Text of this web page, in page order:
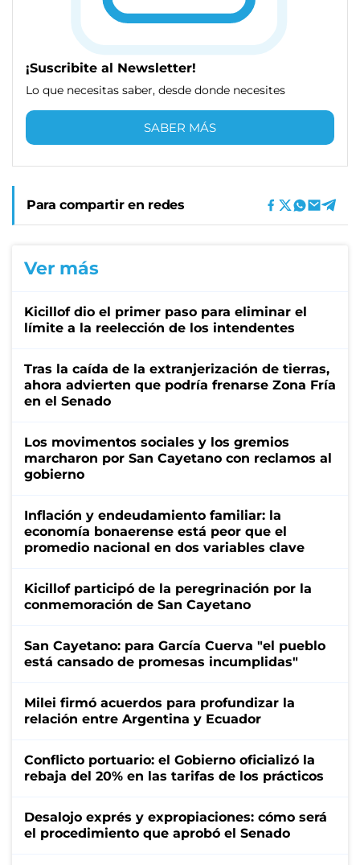
¡Suscribite al Newsletter!
Lo que necesitas saber, desde donde necesites
SABER MÁS
Para compartir en redes
Ver más
Kicillof dio el primer paso para eliminar el
límite a la reelección de los intendentes
Tras la caída de la extranjerización de tierras,
ahora advierten que podría frenarse Zona Fría
en el Senado
Los movimentos sociales y los gremios
marcharon por San Cayetano con reclamos al
gobierno
Inflación y endeudamiento familiar: la
economía bonaerense está peor que el
promedio nacional en dos variables clave
Kicillof participó de la peregrinación por la
conmemoración de San Cayetano
San Cayetano: para García Cuerva "el pueblo
está cansado de promesas incumplidas"
Milei firmó acuerdos para profundizar la
relación entre Argentina y Ecuador
Conflicto portuario: el Gobierno oficializó la
rebaja del 20% en las tarifas de los prácticos
Desalojo exprés y expropiaciones: cómo será
el procedimiento que aprobó el Senado